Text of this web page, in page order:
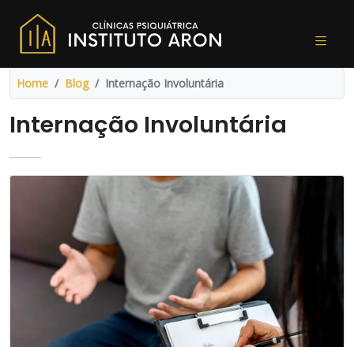
Home Blog Internação Involuntária
Internação Involuntária